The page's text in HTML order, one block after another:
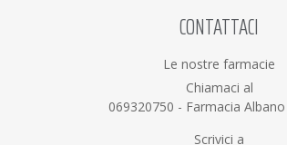
CONTATTACI
Le nostre farmacie
Chiamaci al
069320750 - Farmacia
Scrivici a